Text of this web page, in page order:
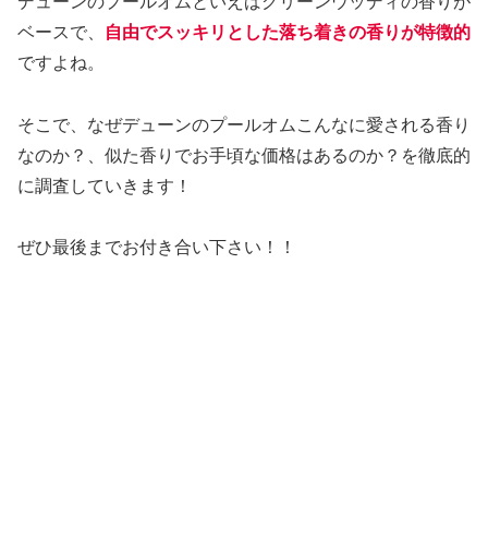
ベースで、
自由でスッキリとした落ち着きの香りが特徴的
ですよね。
そこで、なぜデューンのプールオムこんなに愛される香り
なのか？、似た香りでお手頃な価格はあるのか？を徹底的
に調査していきます！
ぜひ最後までお付き合い下さい！！